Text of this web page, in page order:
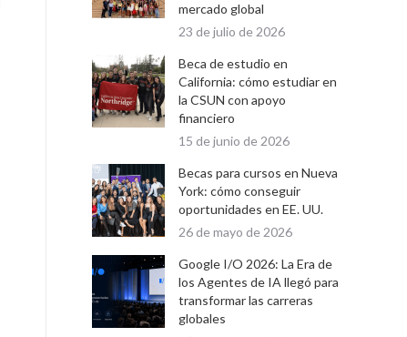
mercado global
23 de julio de 2026
Beca de estudio en
California: cómo estudiar en
la CSUN con apoyo
financiero
15 de junio de 2026
Becas para cursos en Nueva
York: cómo conseguir
oportunidades en EE. UU.
26 de mayo de 2026
Google I/O 2026: La Era de
los Agentes de IA llegó para
transformar las carreras
globales